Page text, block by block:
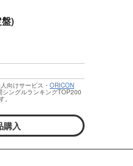
)
向けサービス・ ORICON
ングルランキングTOP200
購入